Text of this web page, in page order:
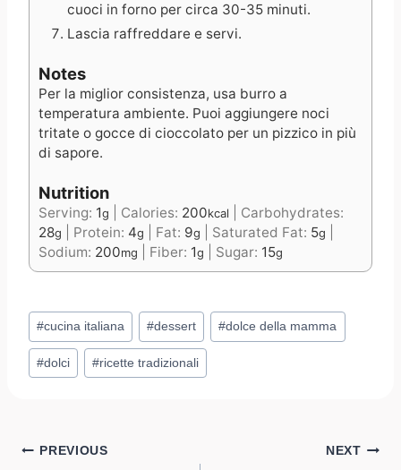
cuoci in forno per circa 30-35 minuti.
Lascia raffreddare e servi.
Notes
Per la miglior consistenza, usa burro a
temperatura ambiente. Puoi aggiungere noci
tritate o gocce di cioccolato per un pizzico in più
di sapore.
Nutrition
Serving: 1g Calories: 200kcal
Carbohydrates:
28g Protein: 4g Fat: 9g Saturated Fat: 5g
Sodium: 200mg Fiber: 1g Sugar: 15g
Post
Tags:
#cucina italiana #dessert #dolce della mamma
#dolci #ricette tradizionali
PostPREVIOUS NEXT